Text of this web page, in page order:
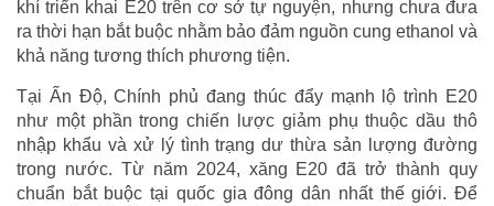
khí triển khai E20 trên cơ sở tự nguyện, nhưng chưa đưa
ra thời hạn bắt buộc nhằm bảo đảm nguồn cung ethanol và
khả năng tương thích phương tiện.
Tại Ấn Độ, Chính phủ đang thúc đẩy mạnh lộ trình E20
như một phần trong chiến lược giảm phụ thuộc dầu thô
nhập khẩu và xử lý tình trạng dư thừa sản lượng đường
trong nước. Từ năm 2024, xăng E20 đã trở thành quy
chuẩn bắt buộc tại quốc gia đông dân nhất thế giới. Để